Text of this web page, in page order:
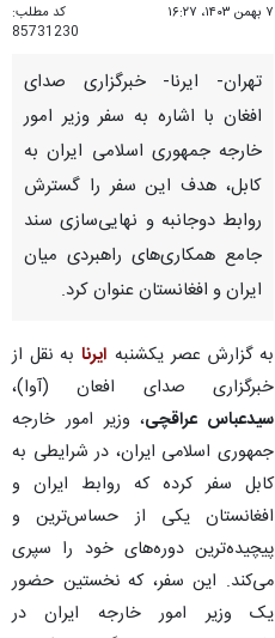
۷ بهمن ۱۴۰۳، ۱۶:۲۷
کد مطلب:
85731230
تهران- ایرنا- خبرگزاری صدای
افغان با اشاره به سفر وزیر امور
خارجه جمهوری اسلامی ایران به
کابل، هدف این سفر را گسترش
روابط دوجانبه و نهایی‌سازی سند
جامع همکاری‌های راهبردی میان
ایران و افغانستان عنوان کرد.
به گزارش عصر یکشنبه ایرنابه نقل از
خبرگزاری صدای افعان (آوا)،
سیدعباس عراقچی، وزیر امور خارجه
جمهوری اسلامی ایران، در شرایطی به
کابل سفر کرده که روابط ایران و
افغانستان یکی از حساس‌ترین و
پیچیده‌ترین دوره‌های خود را سپری
می‌کند. این سفر، که نخستین حضور
یک وزیر امور خارجه ایران در